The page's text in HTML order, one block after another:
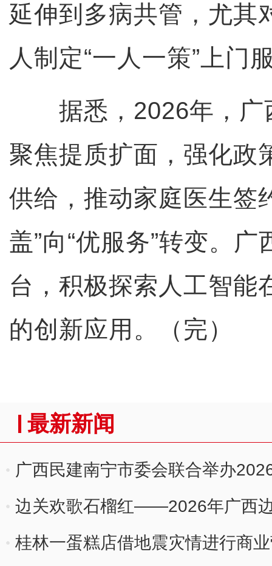
延伸到多病共管，尤其
人制定“一人一策”上门
据悉，2026年，广
聚焦提质扩面，强化政
供给，推动家庭医生签
盖”向“优服务”转变。
台，积极探索人工智能
的创新应用。（完）
最新新闻
广西民建南宁市委会联合举办
卖活动
边关欢歌石榴红——2026年广西
桂林一蛋糕店借地震灾情进行商